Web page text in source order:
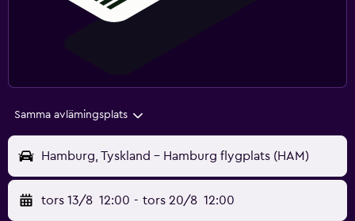
Samma avlämingsplats
Hamburg, Tyskland - Hamburg flygplats (HAM)
tors 13/8 12:00 - tors 20/8 12:00